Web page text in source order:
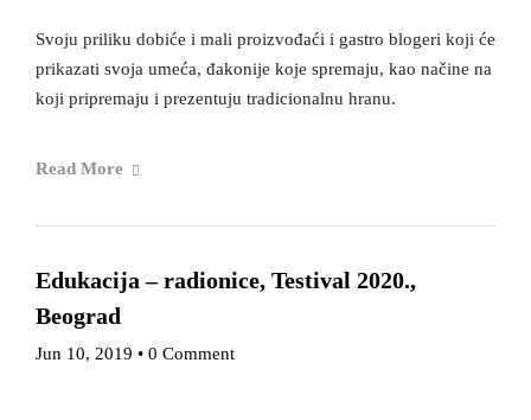
Svoju priliku dobiće i mali proizvođaći i gastro blogeri koji će
prikazati svoja umeća, đakonije koje spremaju, kao načine na
koji pripremaju i prezentuju tradicionalnu hranu.
Read More
Edukacija – radionice, Testival 2020.,
Beograd
Jun 10, 2019 • 0 Comment